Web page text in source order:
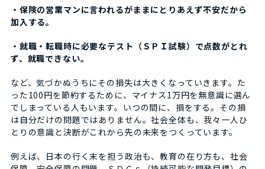
・保険の営業マンに言われるがままにとりあえず不安だから
加入する。
・就職・転職時に必要なテスト（ＳＰＩ試験）で点数がとれ
ず、就職できない。
など、気づかぬうちにその損失は大きくなっていきます。た
った100円を節約するために、マイナス1万円を無意識に選ん
でしまっている人もいます。いつの間に、損をする。その損
は自分だけの問題ではありません。社会全体も、我々一人ひ
とりの意識と決断がこれから先の未来をつくっています。
例えば、日本の行く末を担う政治も、教育の在り方も、社会